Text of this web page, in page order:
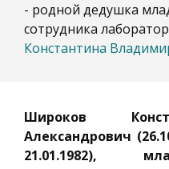
- родной дедушка
сотрудника
Константина
Широков
Александрович
21.01.1982),